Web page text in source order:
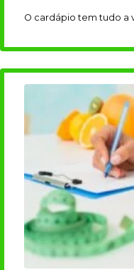
O cardápio tem tudo a